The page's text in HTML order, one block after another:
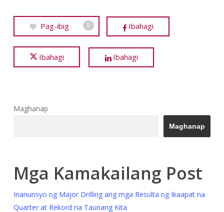
Pag-ibig 0 Ibahagi
Ibahagi Ibahagi
Maghanap
Maghanap
Mga Kamakailang Post
Inanunsyo ng Major Drilling ang mga Resulta ng Ikaapat na
Quarter at Rekord na Taunang Kita